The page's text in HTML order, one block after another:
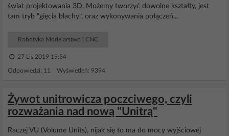
świat projektowania 3D. Możemy tworzyć dowolne kształty, jest
tam tryb "gięcia blachy", oraz wykonywania połączeń...
Robotyka Modelarstwo i CNC
27 Lis 2019 19:54
Odpowiedzi: 11 Wyświetleń: 9394
Żywot unitrowicza poczciwego, czyli
rozważania nad nową "Unitrą"
Raczej VU (Volume Units), nijak się to ma do mocy wyjściowej